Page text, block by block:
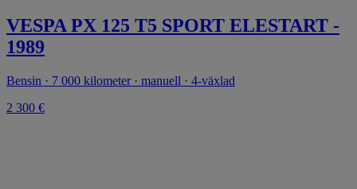
VESPA PX 125 T5 SPORT ELESTART -
1989
Bensin · 7 000 kilometer · manuell · 4-växlad
2 300 €